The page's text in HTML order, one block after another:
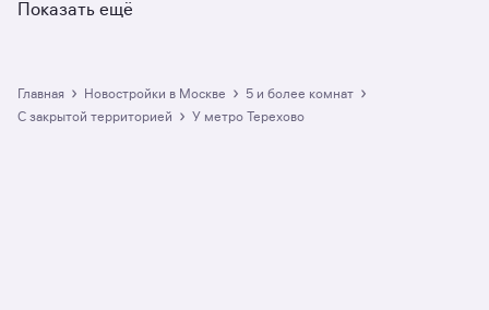
Показать ещё
Главная › Новостройки в Москве › 5 и более комнат ›
с закрытой территорией › у метро Терехово